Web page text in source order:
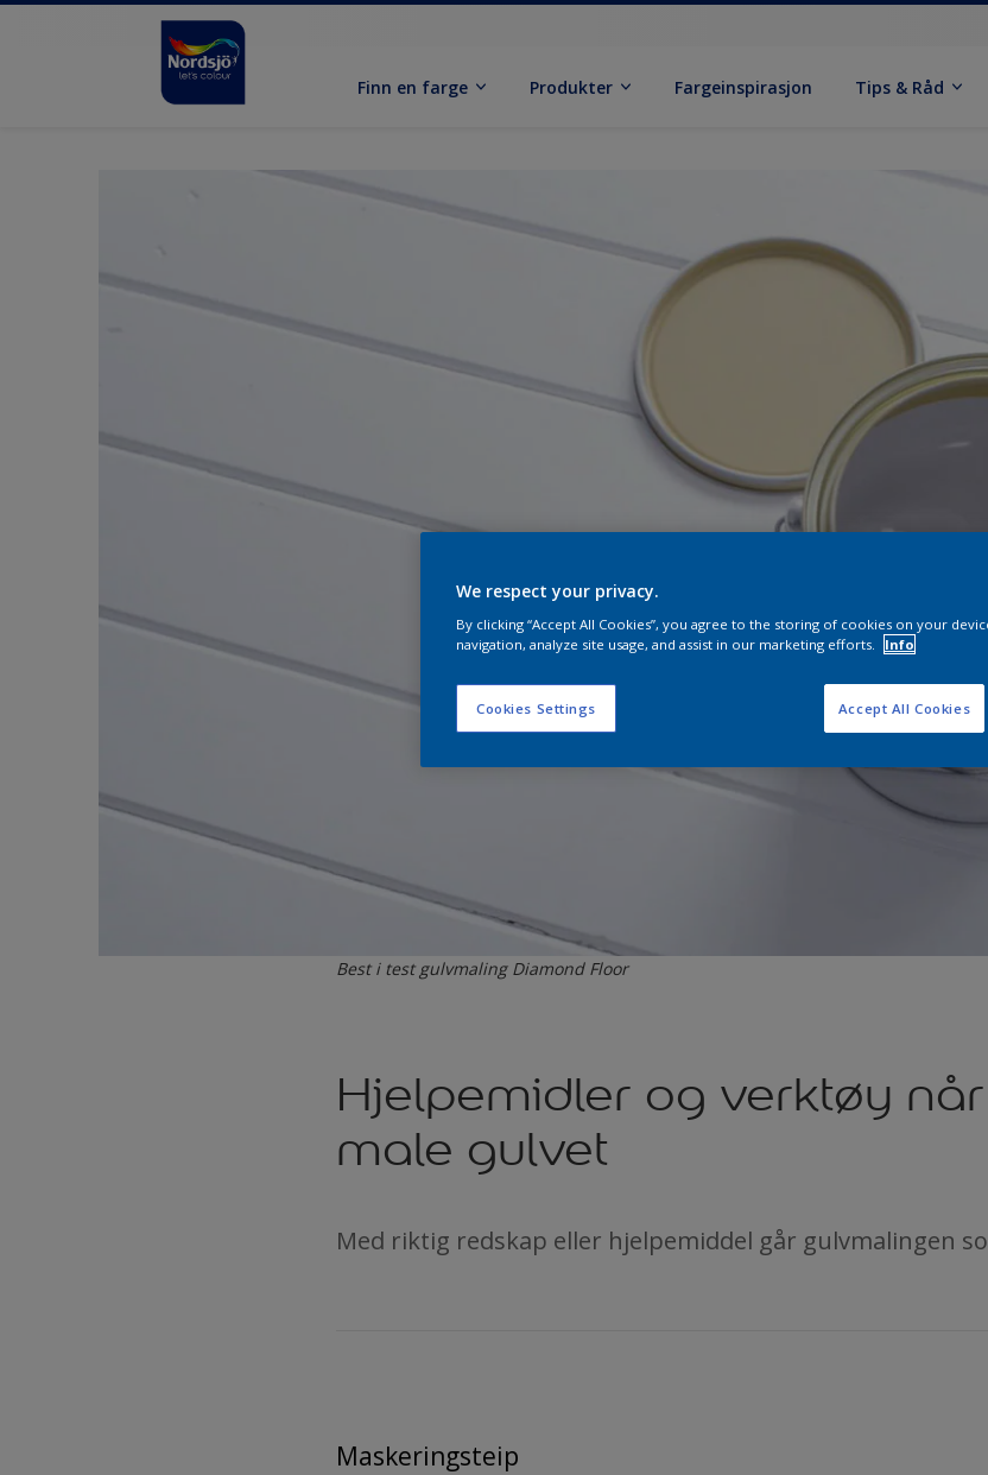
Finn en farge Produkter Fargeinspirasjon Tips & Råd
Best i test gulvmaling Diamond Floor
Hjelpemidler og verktøy
male gulvet
Med riktig redskap eller hjelpemiddel går gulvmalingen
Maskeringsteip
We respect your privacy.
By clicking “Accept All Cookies”, you agree to the storing of cookies on your
navigation, analyze site usage, and assist in our marketing efforts.
Info
Cookies Settings Accept All Cookies